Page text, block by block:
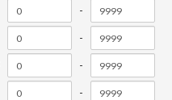
-
-
-
-